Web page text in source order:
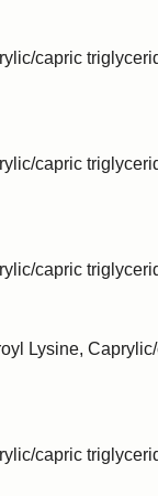
capric
capric
capric
Lysine,
capric